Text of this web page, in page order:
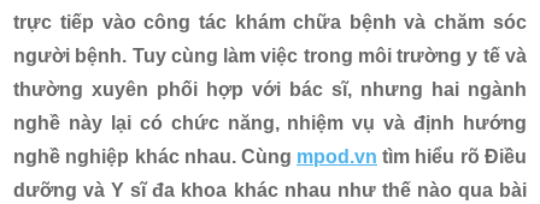
trực tiếp vào công tác khám chữa bệnh và chăm sóc
người bệnh. Tuy cùng làm việc trong môi trường y tế và
thường xuyên phối hợp với bác sĩ, nhưng hai ngành
nghề này lại có chức năng, nhiệm vụ và định hướng
nghề nghiệp khác nhau. Cùng mpod.vn tìm hiểu rõ Điều
dưỡng và Y sĩ đa khoa khác nhau như thế nào qua bài